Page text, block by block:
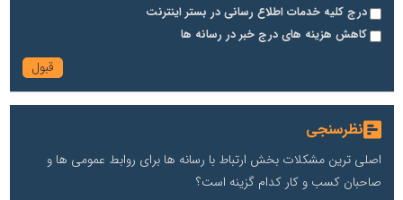
درج کلیه خدمات اطلاع رسانی در بستر اینترنت
کاهش هزینه های درج خبر در رسانه ها
نظرسنجی
اصلی ترین مشکلات بخش ارتباط با رسانه ها برای روابط عمومی ها و
صاحبان کسب و کار کدام گزینه است؟